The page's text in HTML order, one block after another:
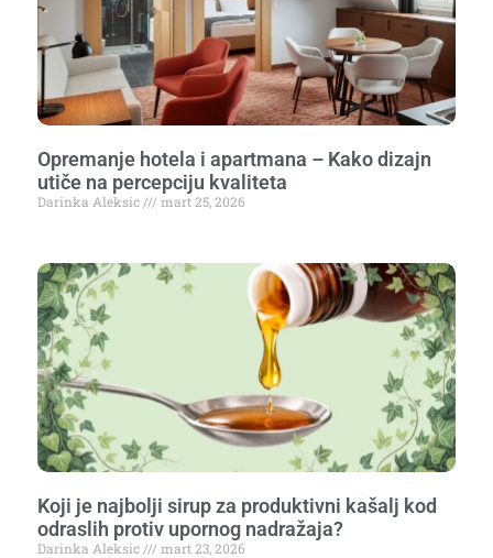
Opremanje hotela i apartmana – Kako dizajn
utiče na percepciju kvaliteta
Darinka Aleksic mart 25, 2026
Koji je najbolji sirup za produktivni kašalj kod
odraslih protiv upornog nadražaja?
Darinka Aleksic mart 23, 2026